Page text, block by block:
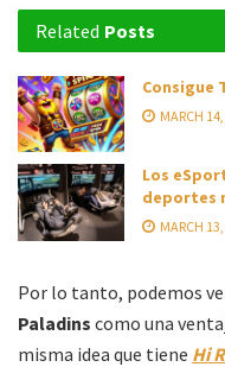
Related Posts
Consigue
MARCH
Los
deportes
MARCH
Por lo tanto, podemos
Paladins como una
misma idea que tiene Hi